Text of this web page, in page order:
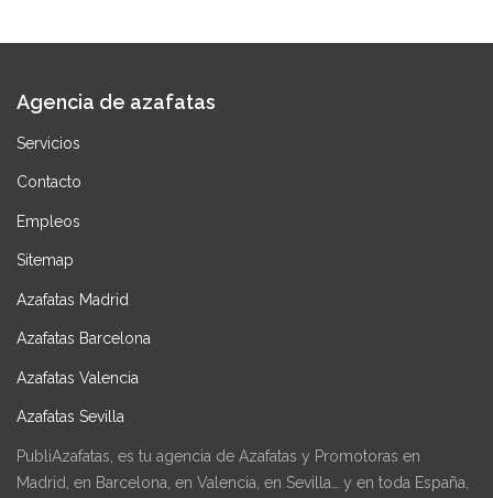
Agencia de azafatas
Servicios
Contacto
Empleos
Sitemap
Azafatas Madrid
Azafatas Barcelona
Azafatas Valencia
Azafatas Sevilla
PubliAzafatas, es tu agencia de Azafatas y Promotoras en
Madrid, en Barcelona, en Valencia, en Sevilla… y en toda España,